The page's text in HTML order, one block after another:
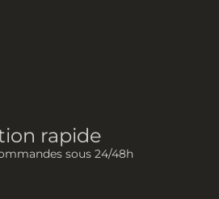
rapide
sous 24/48h